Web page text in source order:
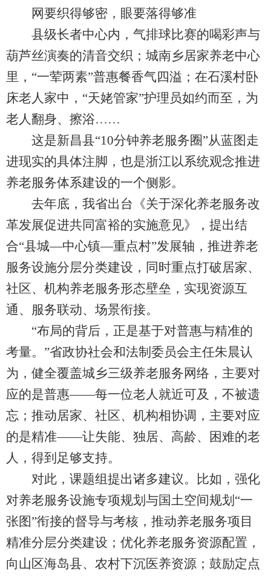
网要织得够密，眼要落得够准
县级长者中心内，气排球比赛的喝彩声与
葫芦丝演奏的清音交织；城南乡居家养老中心
里，“一荤两素”普惠餐香气四溢；在石溪村卧
床老人家中，“天姥管家”护理员如约而至，为
老人翻身、擦浴……
这是新昌县“10分钟养老服务圈”从蓝图走
进现实的具体注脚，也是浙江以系统观念推进
养老服务体系建设的一个侧影。
去年底，我省出台《关于深化养老服务改
革发展促进共同富裕的实施意见》，提出结
合“县城—中心镇—重点村”发展轴，推进养老
服务设施分层分类建设，同时重点打破居家、
社区、机构养老服务形态壁垒，实现资源互
通、服务联动、场景衔接。
“布局的背后，正是基于对普惠与精准的
考量。”省政协社会和法制委员会主任朱晨认
为，健全覆盖城乡三级养老服务网络，主要对
应的是普惠——每一位老人就近可及，不被遗
忘；推动居家、社区、机构相协调，主要对应
的是精准——让失能、独居、高龄、困难的老
人，得到足够支持。
对此，课题组提出诸多建议。比如，强化
对养老服务设施专项规划与国土空间规划“一
张图”衔接的督导与考核，推动养老服务项目
精准分层分类建设；优化养老服务资源配置，
向山区海岛县、农村下沉医养资源；鼓励定点